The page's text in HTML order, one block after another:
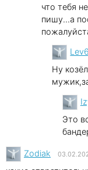
что тебя
пишу...а
Ну
Это
Zodiak